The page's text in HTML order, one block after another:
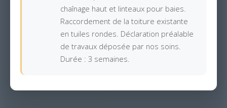
chaînage haut et linteaux pour baies.
Raccordement de la toiture existante
en tuiles rondes. Déclaration préalable
de travaux déposée par nos soins.
Durée : 3 semaines.